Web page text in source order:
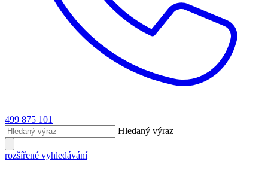
499 875 101
Hledaný výraz
rozšířené vyhledávání